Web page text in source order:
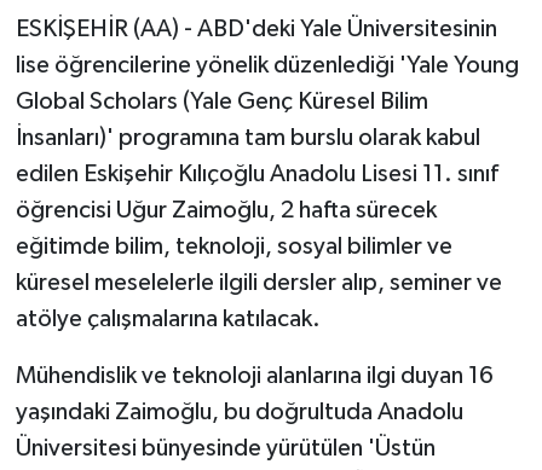
ESKİŞEHİR (AA) - ABD'deki Yale Üniversitesinin
lise öğrencilerine yönelik düzenlediği 'Yale Young
Global Scholars (Yale Genç Küresel Bilim
İnsanları)' programına tam burslu olarak kabul
edilen Eskişehir Kılıçoğlu Anadolu Lisesi 11. sınıf
öğrencisi Uğur Zaimoğlu, 2 hafta sürecek
eğitimde bilim, teknoloji, sosyal bilimler ve
küresel meselelerle ilgili dersler alıp, seminer ve
atölye çalışmalarına katılacak.
Mühendislik ve teknoloji alanlarına ilgi duyan 16
yaşındaki Zaimoğlu, bu doğrultuda Anadolu
Üniversitesi bünyesinde yürütülen 'Üstün